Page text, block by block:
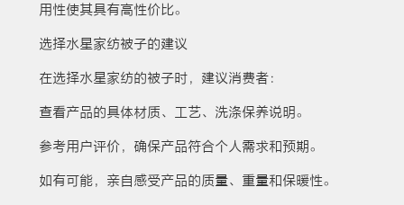
用性使其具有高性价比。
选择水星家纺被子的建议
在选择水星家纺的被子时，建议消费者：
查看产品的具体材质、工艺、洗涤保养说明。
参考用户评价，确保产品符合个人需求和预期。
如有可能，亲自感受产品的质量、重量和保暖性。